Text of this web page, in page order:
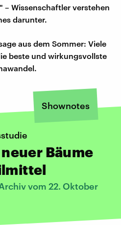
– Wissenschaftler verstehen
darunter.
aus dem Sommer: Viele
beste und wirkungsvollste
Shownotes
Bäume
vom 22. Oktober